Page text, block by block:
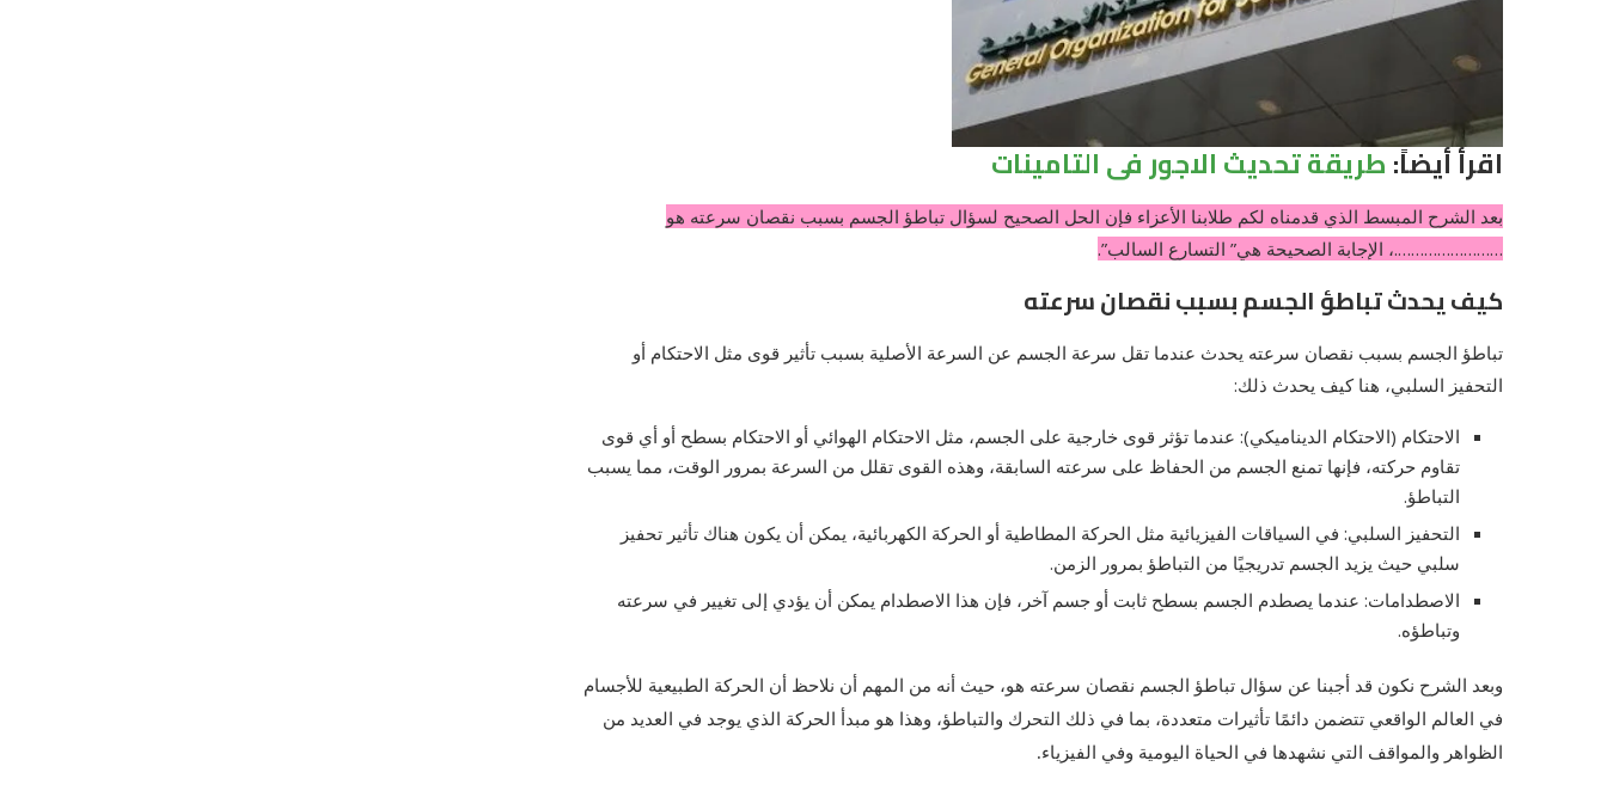
اقرأ أيضاً:طريقة تحديث الاجور فى التامينات
بعد الشرح المبسط الذي قدمناه لكم طلابنا الأعزاء فإن الحل الصحيح لسؤال تباطؤ الجسم بسبب نقصان سرعته هو
…………………….، الإجابة الصحيحة هي” التسارع السالب”.
كيف يحدث تباطؤ الجسم بسبب نقصان سرعته
تباطؤ الجسم بسبب نقصان سرعته يحدث عندما تقل سرعة الجسم عن السرعة الأصلية بسبب تأثير قوى مثل الاحتكام أو
التحفيز السلبي، هنا كيف يحدث ذلك:
الاحتكام (الاحتكام الديناميكي): عندما تؤثر قوى خارجية على الجسم، مثل الاحتكام الهوائي أو الاحتكام بسطح أو أي قوى
تقاوم حركته، فإنها تمنع الجسم من الحفاظ على سرعته السابقة، وهذه القوى تقلل من السرعة بمرور الوقت، مما يسبب
التباطؤ.
التحفيز السلبي: في السياقات الفيزيائية مثل الحركة المطاطية أو الحركة الكهربائية، يمكن أن يكون هناك تأثير تحفيز
سلبي حيث يزيد الجسم تدريجيًا من التباطؤ بمرور الزمن.
الاصطدامات: عندما يصطدم الجسم بسطح ثابت أو جسم آخر، فإن هذا الاصطدام يمكن أن يؤدي إلى تغيير في سرعته
وتباطؤه.
وبعد الشرح نكون قد أجبنا عن سؤال تباطؤ الجسم نقصان سرعته هو، حيث أنه من
المهم أن نلاحظ أن الحركة الطبيعية للأجسام
في العالم الواقعي تتضمن دائمًا تأثيرات متعددة، بما في ذلك التحرك والتباطؤ، وهذا هو مبدأ الحركة الذي يوجد في العديد من
الظواهر والمواقف التي نشهدها في الحياة اليومية وفي الفيزياء.